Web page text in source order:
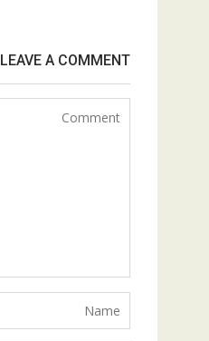
LEAVE A COMMENT